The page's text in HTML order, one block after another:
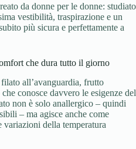
da donne per le donne: studiato
vestibilità, traspirazione e un
più sicura e perfettamente a
che dura tutto il giorno
all’avanguardia, frutto
conosce davvero le esigenze del
non è solo anallergico – quindi
– ma agisce anche come
variazioni della temperatura